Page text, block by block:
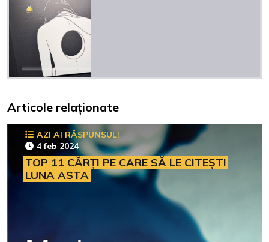
Articole relaționate
AZI AI RĂSPUNSUL!
4 feb 2024
TOP 11 CĂRȚI PE CARE SĂ LE CITEȘTI
LUNA ASTA